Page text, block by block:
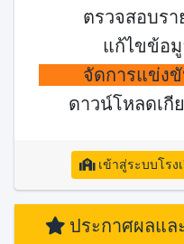
ตรวจสอบรา
แก้ไขข้อมู
จัดการแข่งขั
ดาวน์โหลดเกี
เข้าสู่ระบบโรง
ประกาศผลแล